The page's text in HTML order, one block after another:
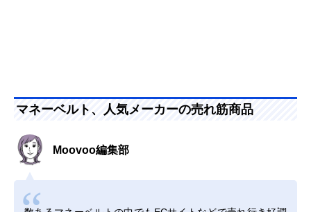
マネーベルト、人気メーカーの売れ筋商品
Moovoo編集部